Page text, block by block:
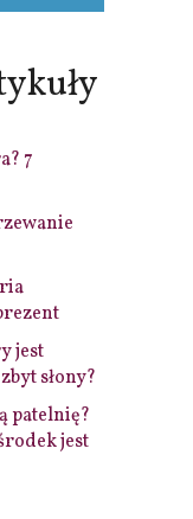
7
jest
słony?
patelnię?
jest